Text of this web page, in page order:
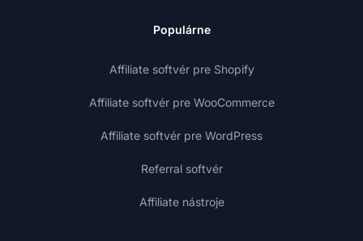
Populárne
Affiliate softvér pre Shopify
Affiliate softvér pre WooCommerce
Affiliate softvér pre WordPress
Referral softvér
Affiliate nástroje